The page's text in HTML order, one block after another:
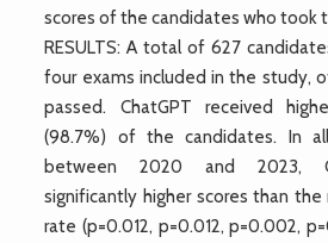
scores of the candidates who took
RESULTS: A total of 627
four exams included in the study,
passed. ChatGPT received
(98.7%) of the candidates. In
between 2020 and 2023,
significantly higher scores than the
rate (p=0.012, p=0.012, p=0.002,